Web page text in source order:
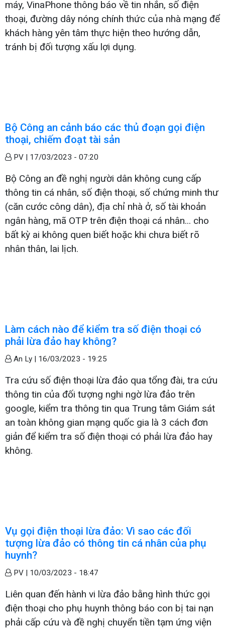
máy, VinaPhone thông báo về tin nhắn, số điện
thoại, đường dây nóng chính thức của nhà mạng để
khách hàng yên tâm thực hiện theo hướng dẫn,
tránh bị đối tượng xấu lợi dụng.
Bộ Công an cảnh báo các thủ đoạn gọi điện
thoại, chiếm đoạt tài sản
PV | 17/03/2023 - 07:20
Bộ Công an đề nghị người dân không cung cấp
thông tin cá nhân, số điện thoại, số chứng minh thư
(căn cước công dân), địa chỉ nhà ở, số tài khoản
ngân hàng, mã OTP trên điện thoại cá nhân... cho
bất kỳ ai không quen biết hoặc khi chưa biết rõ
nhân thân, lai lịch.
Làm cách nào để kiểm tra số điện thoại có
phải lừa đảo hay không?
An Ly | 16/03/2023 - 19:25
Tra cứu số điện thoại lừa đảo qua tổng đài, tra cứu
thông tin của đối tượng nghi ngờ lừa đảo trên
google, kiểm tra thông tin qua Trung tâm Giám sát
an toàn không gian mạng quốc gia là 3 cách đơn
giản để kiểm tra số điện thoại có phải lừa đảo hay
không.
Vụ gọi điện thoại lừa đảo: Vì sao các đối
tượng lừa đảo có thông tin cá nhân của phụ
huynh?
PV | 10/03/2023 - 18:47
Liên quan đến hành vi lừa đảo bằng hình thức gọi
điện thoại cho phụ huynh thông báo con bị tai nạn
phải cấp cứu và đề nghị chuyển tiền tạm ứng viện